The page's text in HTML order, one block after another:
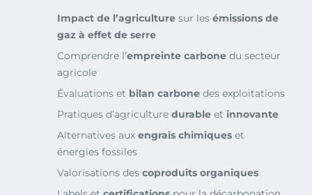
Impact de l’agriculture sur les émissions de
gaz à effet de serre
Comprendre l’empreinte carbone du secteur
agricole
Évaluations et bilan carbone des exploitations
Pratiques d’agriculture durable et innovante
Alternatives aux engrais chimiques et
énergies fossiles
Valorisations des coproduits organiques